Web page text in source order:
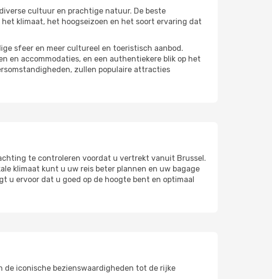
cultuur en prachtige natuur. De beste
klimaat, het hoogseizoen en het soort ervaring dat
sfeer en meer cultureel en toeristisch aanbod.
en accommodaties, en een authentiekere blik op het
zullen populaire attracties
te controleren voordat u vertrekt vanuit Brussel.
klimaat kunt u uw reis beter plannen en uw bagage
u ervoor dat u goed op de hoogte bent en optimaal
de iconische bezienswaardigheden tot de rijke